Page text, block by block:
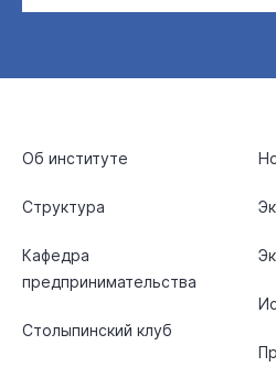
Об институте
Структура
Кафедра
предпринимательства
Столыпинский клуб